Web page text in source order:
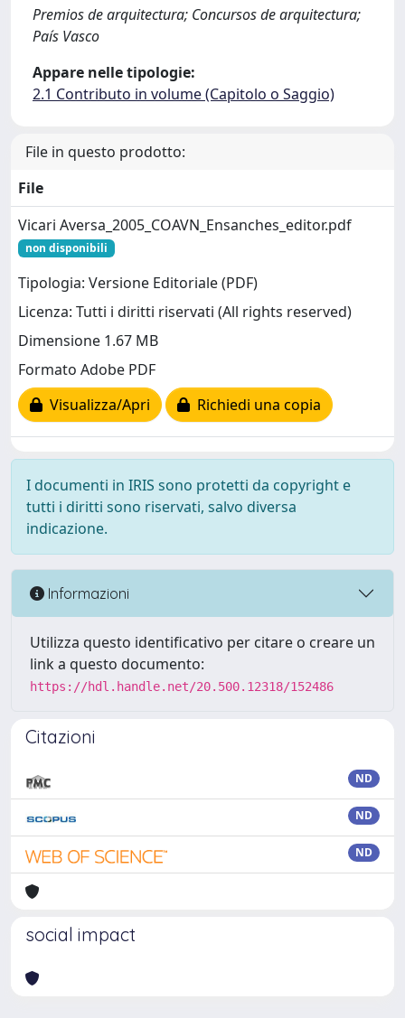
Premios de arquitectura; Concursos de arquitectura;
País Vasco
Appare nelle tipologie:
2.1 Contributo in volume (Capitolo o Saggio)
File in questo prodotto:
File
Vicari Aversa_2005_COAVN_Ensanches_editor.pdf
non disponibili
Tipologia: Versione Editoriale (PDF)
Licenza: Tutti i diritti riservati (All rights reserved)
Dimensione 1.67 MB
Formato Adobe PDF
Visualizza/Apri
Richiedi una copia
I documenti in IRIS sono protetti da copyright e
tutti i diritti sono riservati, salvo diversa
indicazione.
Informazioni
Utilizza questo identificativo per citare o creare un
link a questo documento:
https://hdl.handle.net/20.500.12318/152486
Citazioni
ND
ND
ND
social impact